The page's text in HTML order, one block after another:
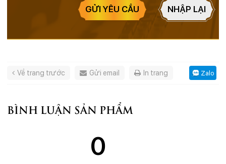
GỬI YÊU CẦU NHẬP LẠI
Về trang trước Gửi email In trang Zalo
BÌNH LUẬN SẢN PHẨM
0